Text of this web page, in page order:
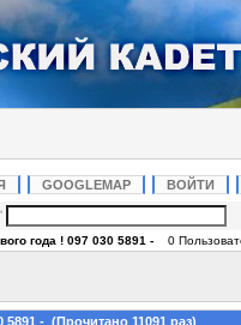
GOOGLEMAP ВОЙТИ
года ! 097 030 5891 - 0
- (Прочитано 11091 раз)